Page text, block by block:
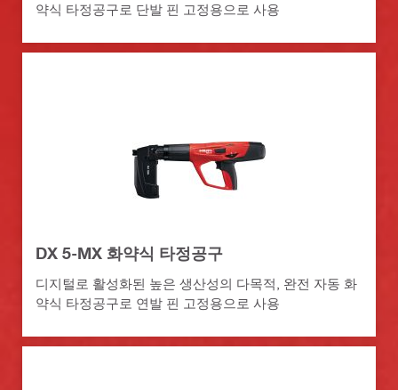
약식 타정공구로 단발 핀 고정용으로 사용
DX 5-MX 화약식 타정공구
디지털로 활성화된 높은 생산성의 다목적, 완전 자동 화
약식 타정공구로 연발 핀 고정용으로 사용